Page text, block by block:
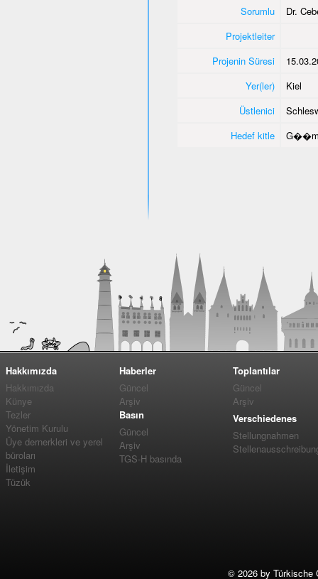
Sorumlu
Dr.
Projektleiter
Projenin Süresi
Yer(ler)
Kiel
Üstlenici
Hedef kitle
Hakkımızda
Hakkımızda
Künye
Tezler
Yönetim Kurulu
Üye dernerkleri ve yerel
büroları
İletişim
Tüzük
Haberler
Güncel
Arşiv
Basın
Güncel
Arşiv
TGS-H basında
Toplantılar
Güncel
Arşiv
Verschiedenes
Stellungnahmen
© 2026 by Türkische